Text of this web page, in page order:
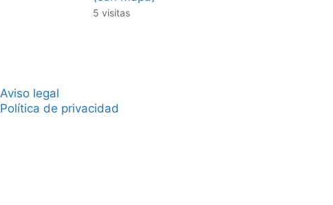
5 visitas
Aviso legal
Política de privacidad